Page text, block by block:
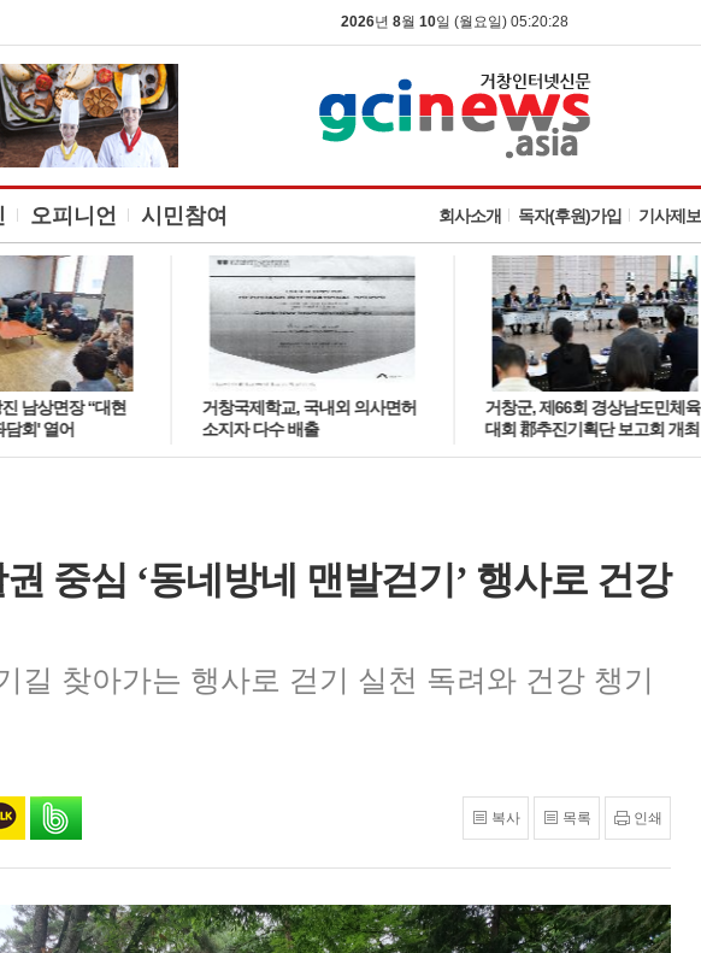
2026년 8월 10일 (월요일) 05:20:29
오피니언 시민참여 회사소개 독자(후원)가입 기사제보
남상면장 “대현
담회' 열어
거창국제학교, 국내외 의사면허
소지자 다수 배출
거창군, 제66회 경상남도민체육
대회 郡추진기획단 보고회 개최
중심 ‘동네방네 맨발걷기’ 행사로 건강
길 찾아가는 행사로 걷기 실천 독려와 건강 챙기
오 스토리로 공유
카카오톡으로 공유
복사 목록 인쇄